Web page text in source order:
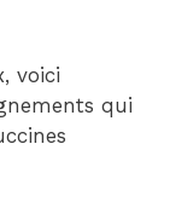
voici
qui